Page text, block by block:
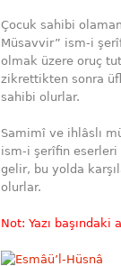
Çocuk sahibi
Müsavvir” ism-i
olmak üzere oruç
zikrettikten sonra
sahibi olurlar.
Samimî ve ihlâslı
ism-i şerîfin
gelir, bu yolda
olurlar.
Not: Yazı